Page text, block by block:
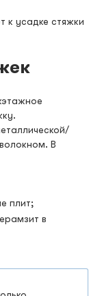
к усадке стяжки
В
плит;
в